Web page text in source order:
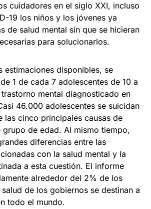
cuidadores en el siglo XXI, incluso
19 los niños y los jóvenes ya
de salud mental sin que se hicieran
para solucionarlos.
estimaciones disponibles, se
1 de cada 7 adolescentes de 10 a
mental diagnosticado en
46.000 adolescentes se suicidan
las cinco principales causas de
grupo de edad. Al mismo tiempo,
diferencias entre las
con la salud mental y la
a esta cuestión. El informe
alrededor del 2% de los
de los gobiernos se destinan a
todo el mundo.